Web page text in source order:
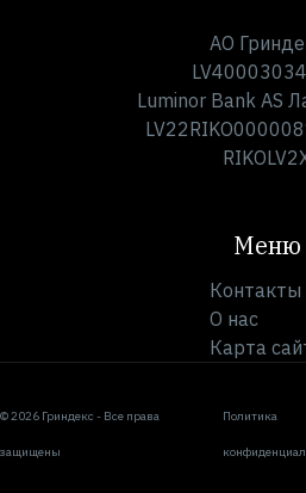
АО
Luminor Bank AS
Меню
Контакты
О нас
Карта
© 2026 Гриндекс - Все права
защищены
Политика